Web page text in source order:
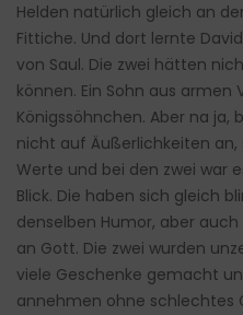
Helden natürlich gleich an
Fittiche. Und dort lernte
von Saul. Die zwei hätten
können. Ein Sohn aus armen
Königssöhnchen. Aber na
nicht auf Äußerlichkeiten
Werte und bei den zwei war
Blick. Die haben sich gleich
denselben Humor, aber
an Gott. Die zwei wurden
viele Geschenke gemacht
annehmen ohne schlechtes